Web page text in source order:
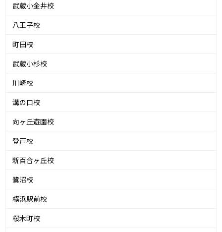
武蔵小金井校
八王子校
町田校
武蔵小杉校
川崎校
溝の口校
向ヶ丘遊園校
登戸校
新百合ヶ丘校
鷺沼校
横浜駅前校
桜木町校